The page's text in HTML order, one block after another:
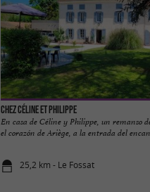
Chez Céline et Philippe
En casa de Céline y Philippe, un remanso
el corazón de Ariège, a la entrada del
25,2 km - Le Fossat